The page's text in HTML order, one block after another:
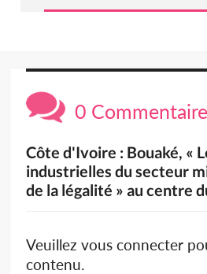
0
Côte d'Ivoire : Bouaké, «
industrielles du secteur
de la légalité » au centre
Veuillez vous connecter
contenu.